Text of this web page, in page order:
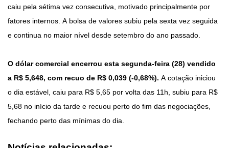
caiu pela sétima vez consecutiva, motivado principalmente por
fatores internos. A bolsa de valores subiu pela sexta vez seguida
e continua no maior nível desde setembro do ano passado.
O dólar comercial encerrou esta segunda-feira (28) vendido
a R$ 5,648, com recuo de R$ 0,039 (-0,68%). A cotação iniciou
o dia estável, caiu para R$ 5,65 por volta das 11h, subiu para R$
5,68 no início da tarde e recuou perto do fim das negociações,
fechando perto das mínimas do dia.